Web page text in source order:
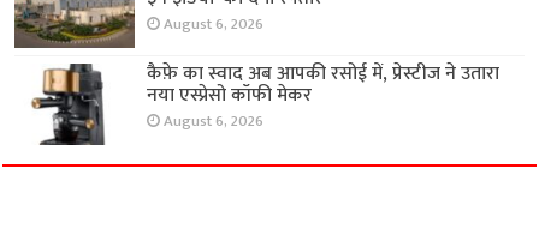
August 6, 2026
कैफ़े का स्वाद अब आपकी रसोई में, प्रेस्टीज ने उतारा
नया एस्प्रेसो कॉफी मेकर
August 6, 2026